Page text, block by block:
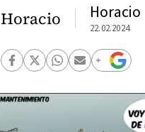
Horacio Horacio
22.02.2024